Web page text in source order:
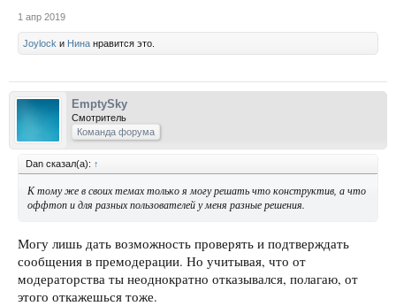
1 апр 2019
Joylock и Нина нравится это.
EmptySky
Смотритель
Команда форума
Dan сказал(а): ↑
К тому же в своих темах только я могу решать что конструктив, а что
оффтоп и для разных пользователей у меня разные решения.
Могу лишь дать возможность проверять и подтверждать
сообщения в премодерации. Но учитывая, что от
модераторства ты неоднократно отказывался, полагаю, от
этого откажешься тоже.